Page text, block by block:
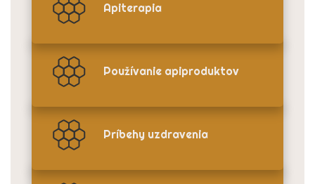
Apiterapia
Používanie apiproduktov
Príbehy uzdravenia